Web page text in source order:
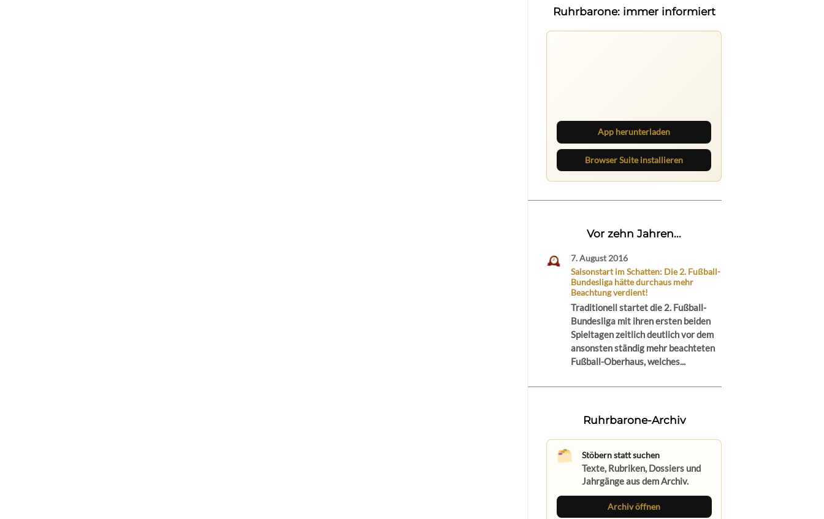
Ruhrbarone: immer informiert
App herunterladen
Browser Suite installieren
Vor zehn Jahren...
7. August 2016
Saisonstart im Schatten: Die 2. Fußball-
Bundesliga hätte durchaus mehr
Beachtung verdient!
Traditionell startet die 2. Fußball-
Bundesliga mit ihren ersten beiden
Spieltagen zeitlich deutlich vor dem
ansonsten ständig mehr beachteten
Fußball-Oberhaus, welches...
Ruhrbarone-Archiv
Stöbern statt suchen
Texte, Rubriken, Dossiers und
Jahrgänge aus dem Archiv.
Archiv öffnen